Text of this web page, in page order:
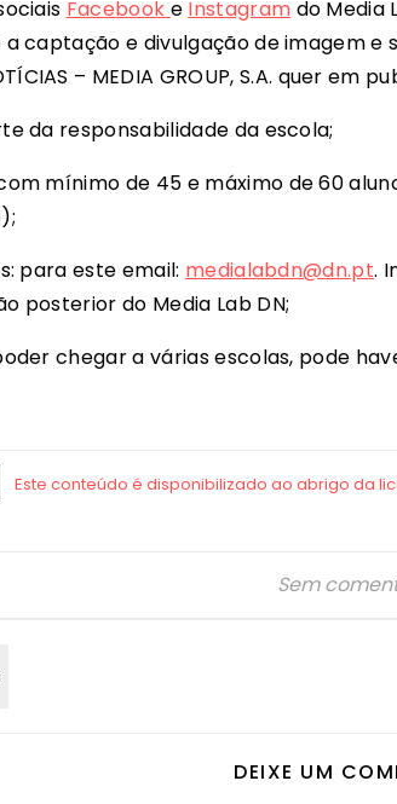
Facebook e Instagram do Media
a captação e divulgação de imagem e
– MEDIA GROUP, S.A. quer em
da responsabilidade da escola;
mínimo de 45 e máximo de 60
para este email: medialabdn@dn.pt.
posterior do Media Lab DN;
chegar a várias escolas, pode
Sem
DEIXE UM